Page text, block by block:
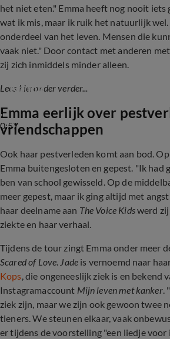
het niet eten." Emma heeft nog nooit iets
wat ik mis, maar ik ruik het natuurlijk
onderdeel van het leven. Mensen die
vaak niet." Door contact met anderen
zij zich inmiddels minder alleen.
Lees hieronder verder...
0:57
Knoop
Emma eerlijk over
vriendschappen
Ook haar pestverleden komt aan bod.
Emma buitengesloten en gepest. "Ik had
ben van school gewisseld. Op de
meer gepest, maar ik ging altijd met
haar deelname aan The Voice Kidswerd zij
ziekte en haar verhaal.
Tijdens de tour zingt Emma onder meer
Scared of Love. Jade is vernoemd naar
Kops, die ongeneeslijk ziek is en bekend
Instagramaccount Mijn leven met kanker.
ziek zijn, maar we zijn ook gewoon twee
tieners. We steunen elkaar, vaak
er tijdens de voorstelling "een liedje voor